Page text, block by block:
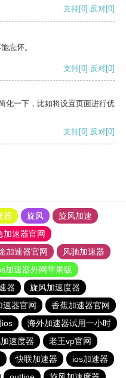
支持[0] 反对[0]
忘怀。
支持[0] 反对[0]
化一下，比如将设置页面进行优
支持[0] 反对[0]
器 旋风
旋风加速
加速器官网
加速器官网
风驰加速器
加速器外网苹果版
器
旋风加速度器
速器官网
香蕉加速器官网
ios
海外加速器试用一小时
速度器
老王vp官网
快联加速器
ios加速器